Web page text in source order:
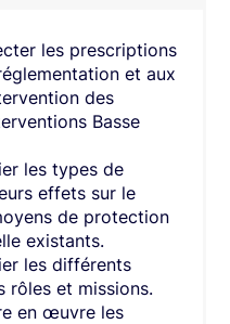
les prescriptions
et aux
des
Basse
les types de
effets sur le
de protection
existants.
les différents
rôles et missions.
en œuvre les